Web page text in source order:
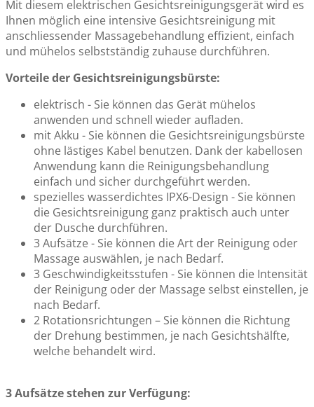
Mit diesem elektrischen Gesichtsreinigungsgerät wird es
Ihnen möglich eine intensive Gesichtsreinigung mit
anschliessender Massagebehandlung effizient, einfach
und mühelos selbstständig zuhause durchführen.
Vorteile der Gesichtsreinigungsbürste:
elektrisch - Sie können das Gerät mühelos
anwenden und schnell wieder aufladen.
mit Akku - Sie können die Gesichtsreinigungsbürste
ohne lästiges Kabel benutzen. Dank der kabellosen
Anwendung kann die Reinigungsbehandlung
einfach und sicher durchgeführt werden.
spezielles wasserdichtes IPX6-Design - Sie können
die Gesichtsreinigung ganz praktisch auch unter
der Dusche durchführen.
3 Aufsätze - Sie können die Art der Reinigung oder
Massage auswählen, je nach Bedarf.
3 Geschwindigkeitsstufen - Sie können die Intensität
der Reinigung oder der Massage selbst einstellen, je
nach Bedarf.
2 Rotationsrichtungen – Sie können die Richtung
der Drehung bestimmen, je nach Gesichtshälfte,
welche behandelt wird.
3 Aufsätze stehen zur Verfügung: